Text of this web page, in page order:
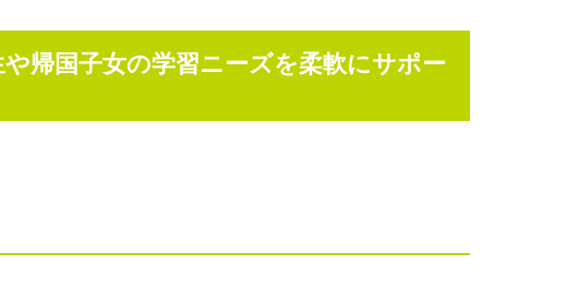
帰国子女の学習ニーズを柔軟にサポー